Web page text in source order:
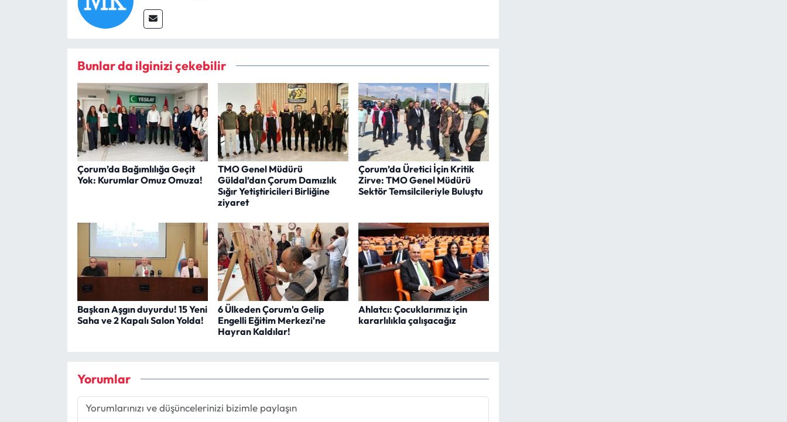
Bunlar da ilginizi çekebilir
Çorum’da Bağımlılığa Geçit
Yok: Kurumlar Omuz Omuza!
TMO Genel Müdürü
Güldal’dan Çorum Damızlık
Sığır Yetiştiricileri Birliğine
ziyaret
Çorum’da Üretici İçin Kritik
Zirve: TMO Genel Müdürü
Sektör Temsilcileriyle Buluştu
Başkan Aşgın duyurdu! 15 Yeni
Saha ve 2 Kapalı Salon Yolda!
6 Ülkeden Çorum'a Gelip
Engelli Eğitim Merkezi'ne
Hayran Kaldılar!
Ahlatcı: Çocuklarımız için
kararlılıkla çalışacağız
Yorumlar